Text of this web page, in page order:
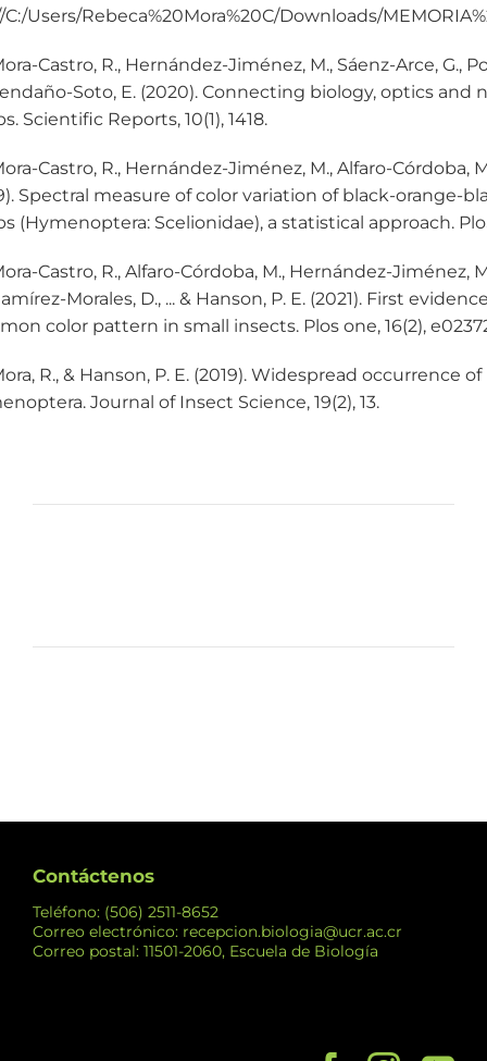
C:/Users/Rebeca%20Mora%20C/Downloads/
Castro, R., Hernández-Jiménez, M., Sáenz-Arce, G.,
Soto, E. (2020). Connecting biology, optics
Scientific Reports, 10(1), 1418.
Castro, R., Hernández-Jiménez, M., Alfaro-Córdoba,
Spectral measure of color variation of black-orange-
(Hymenoptera: Scelionidae), a statistical approach.
Castro, R., Alfaro-Córdoba, M., Hernández-Jiménez,
Morales, D., ... & Hanson, P. E. (2021). First
color pattern in small insects. Plos one, 16(2),
R., & Hanson, P. E. (2019). Widespread occurrence
Journal of Insect Science, 19(2), 13.
Contáctenos
Teléfono: (506) 2511-8652
Correo electrónico: recepcion.biologia@ucr.ac.cr
Correo postal: 11501-2060, Escuela de Biología